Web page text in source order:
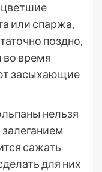
или спаржа,
поздно,
время
засыхающие
нельзя
сажать
для них